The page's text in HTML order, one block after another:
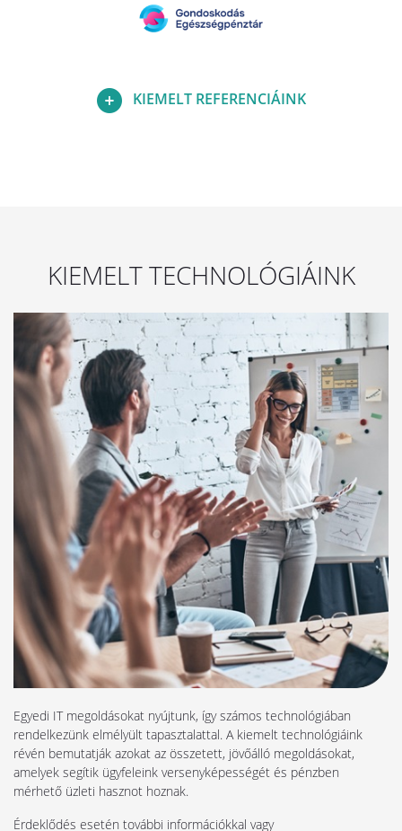
KIEMELT REFERENCIÁINK
KIEMELT TECHNOLÓGIÁINK
Egyedi IT megoldásokat nyújtunk, így számos technológiában
rendelkezünk elmélyült tapasztalattal. A kiemelt technológiáink
révén bemutatják azokat az összetett, jövőálló megoldásokat,
amelyek segítik ügyfeleink versenyképességét és pénzben
mérhető üzleti hasznot hoznak.
Érdeklődés esetén további információkkal vagy